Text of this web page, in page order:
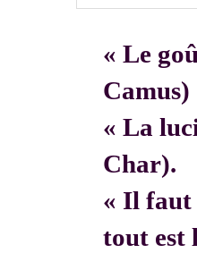
« Le
Camus)
« La
Char).
« Il faut
tout est